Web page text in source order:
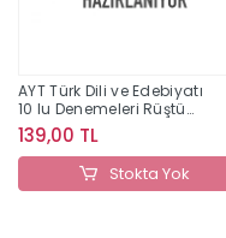
AYT Türk Dili ve Edebiyatı
10 lu Denemeleri Rüştü
Hoca
139,00 TL
Stokta Yok